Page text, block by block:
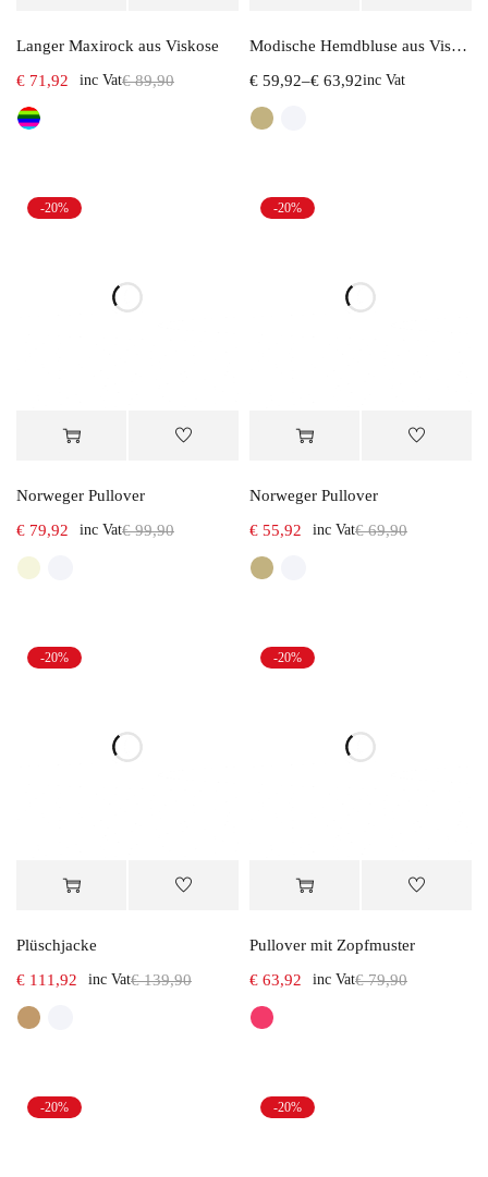
Langer Maxirock aus Viskose
€89,90
€ 71,92 inc Vat
Modische Hemdbluse aus Viskose
€ 59,92–€ 63,92inc Vat
-20%
Norweger Pullover
€99,90
€ 79,92 inc Vat
-20%
Norweger Pullover
€69,90
€ 55,92 inc Vat
-20%
Plüschjacke
€139,90
€ 111,92 inc Vat
-20%
Pullover mit Zopfmuster
€79,90
€ 63,92 inc Vat
-20% -20%